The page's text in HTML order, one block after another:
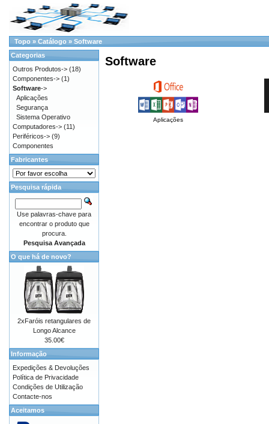
Topo » Catálogo » Software
Software
Aplicações
Categorias
Outros Produtos-> (18)
Componentes-> (1)
Software->
Aplicações
Segurança
Sistema Operativo
Computadores-> (11)
Periféricos-> (9)
Componentes
Fabricantes
Pesquisa rápida
Use palavras-chave para
encontrar o produto que
procura.
Pesquisa Avançada
O que há de novo?
2xFaróis retangulares de
Longo Alcance
35.00€
Informação
Expedições & Devoluções
Política de Privacidade
Condições de Utilização
Contacte-nos
Aceitamos